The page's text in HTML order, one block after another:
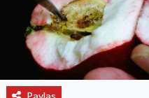
SAĞLIK
SON DAKİKA
SPOR